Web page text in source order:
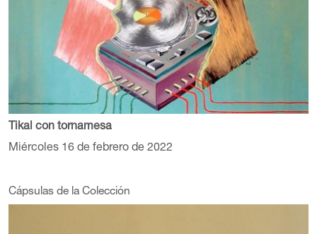
Tikal con tornamesa
Miércoles 16 de febrero de 2022
Cápsulas de la Colección